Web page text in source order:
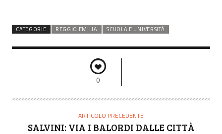
CATEGORIE REGGIO EMILIA SCUOLA E UNIVERSITÀ
0
ARTICOLO PRECEDENTE
SALVINI: VIA I BALORDI DALLE CITTÀ